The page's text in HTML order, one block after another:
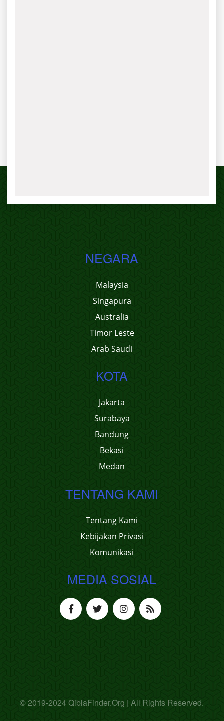
NEGARA
Malaysia
Singapura
Australia
Timor Leste
Arab Saudi
KOTA
Jakarta
Surabaya
Bandung
Bekasi
Medan
TENTANG KAMI
Tentang Kami
Kebijakan Privasi
Komunikasi
MEDIA SOSIAL
© 2019-2024 QiblaFinder.Org | All Rights Reserved.